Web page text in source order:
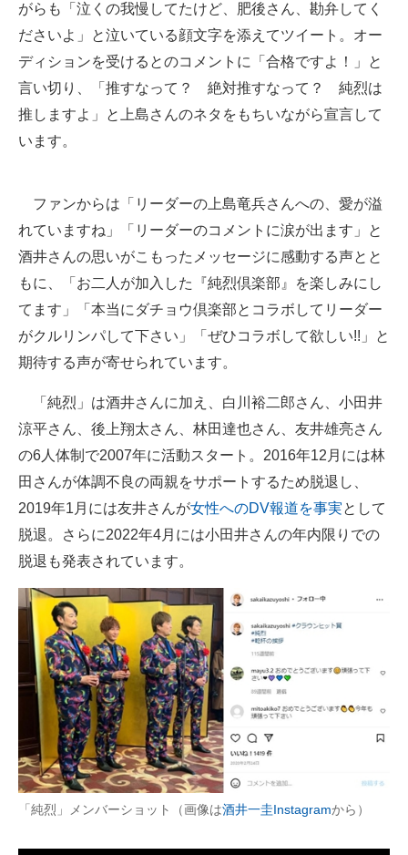
がらも「泣くの我慢してたけど、肥後さん、勘弁してく
ださいよ」と泣いている顔文字を添えてツイート。オー
ディションを受けるとのコメントに「合格ですよ！」と
言い切り、「推すなって？ 絶対推すなって？ 純烈は
推しますよ」と上島さんのネタをもちいながら宣言して
います。
ファンからは「リーダーの上島竜兵さんへの、愛が溢
れていますね」「リーダーのコメントに涙が出ます」と
酒井さんの思いがこもったメッセージに感動する声とと
もに、「お二人が加入した『純烈倶楽部』を楽しみにし
てます」「本当にダチョウ倶楽部とコラボしてリーダー
がクルリンパして下さい」「ぜひコラボして欲しい!!」と
期待する声が寄せられています。
「純烈」は酒井さんに加え、白川裕二郎さん、小田井
涼平さん、後上翔太さん、林田達也さん、友井雄亮さん
の6人体制で2007年に活動スタート。2016年12月には林
田さんが体調不良の両親をサポートするため脱退し、
2019年1月には友井さんが女性へのDV報道を事実として
脱退。さらに2022年4月には小田井さんの年内限りでの
脱退も発表されています。
「純烈」メンバーショット（画像は酒井一圭Instagramから）